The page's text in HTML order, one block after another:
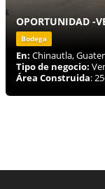
OPORTUNIDAD -
Bodega
En: Chinautla,
Tipo de negocio:
Área Construida: